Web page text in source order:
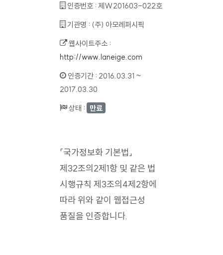
인증번호 : 제W201603-022호
기관명 : (주) 아모레퍼시픽
웹사이트주소 :
http://www.laneige.com
인증기간 : 2016.03.31 ~
2017.03.30
상태 : 만료
「국가정보화 기본법」
제32조의2제1항 및 같은 법
시행규칙 제3조의4제2항에
따라 위와 같이 웹접근성
품질을 인증합니다.